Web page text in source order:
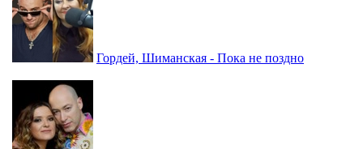
Гордей, Шиманская - Пока не поздно